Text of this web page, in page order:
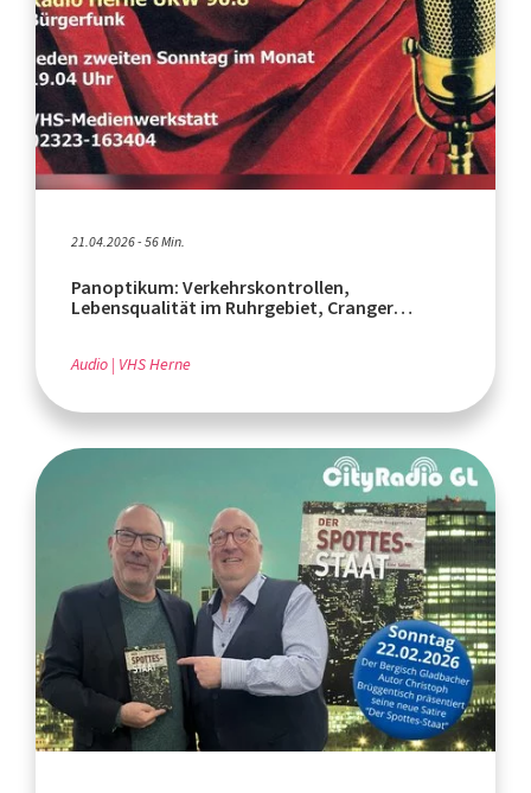
21.04.2026 - 56 Min.
Panoptikum: Verkehrskontrollen,
Lebensqualität im Ruhrgebiet, Cranger
Audio VHS Herne